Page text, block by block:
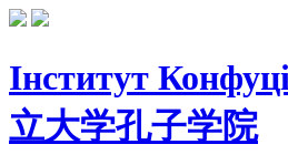
Інститут
立大学孔子学院